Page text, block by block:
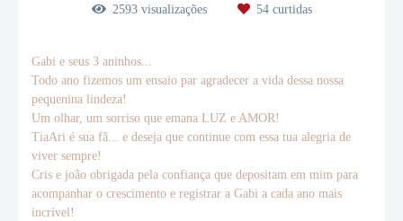
2593visualizações 54curtidas
Gabi e seus 3 aninhos...
Todo ano fizemos um ensaio par agradecer a vida dessa nossa
pequenina lindeza!
Um olhar, um sorriso que emana LUZ e AMOR!
TiaAri é sua fã... e deseja que continue com essa tua alegria de
viver sempre!
Cris e joão obrigada pela confiança que depositam em mim para
acompanhar o crescimento e registrar a Gabi a cada ano mais
incrível!